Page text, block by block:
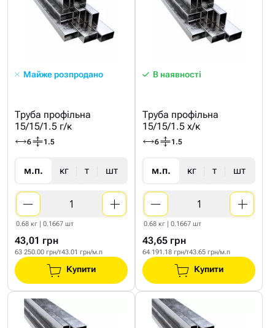
Майже розпродано
Труба профільна
15/15/1.5 г/к
6 1.5
м.п. кг т шт
0.68 кг | 0.1667 шт
43,01 грн
63 250.00 грн/т43.01 грн/м.п
Купити
В наявності
Труба профільна
15/15/1.5 х/к
6 1.5
м.п. кг т шт
0.68 кг | 0.1667 шт
43,65 грн
64 191.18 грн/т43.65 грн/м.п
Купити